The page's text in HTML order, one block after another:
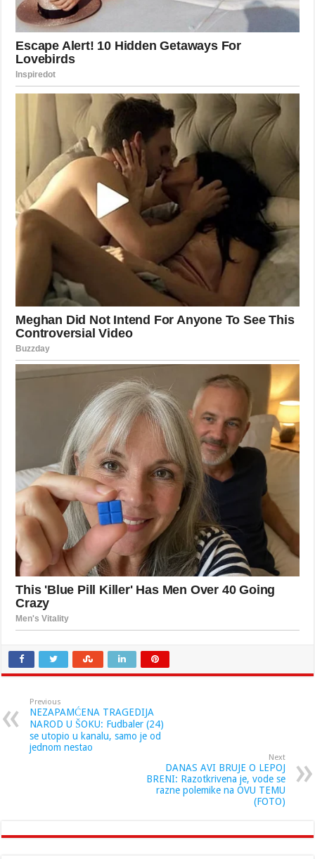
Previous
NEZAPAMĆENA TRAGEDIJA
NAROD U ŠOKU: Fudbaler (24)
se utopio u kanalu, samo je od
jednom nestao
Next
DANAS AVI BRUJE O LEPOJ
BRENI: Razotkrivena je, vode se
razne polemike na OVU TEMU
(FOTO)